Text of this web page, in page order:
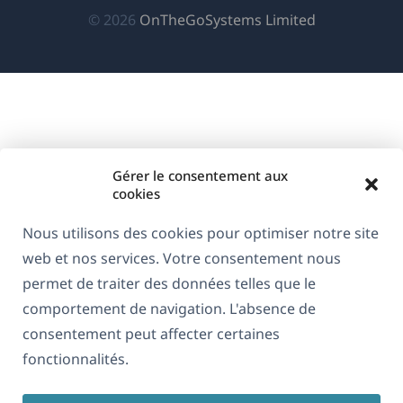
Gérer le consentement aux
cookies
Nous utilisons des cookies pour optimiser notre site
web et nos services. Votre consentement nous
permet de traiter des données telles que le
comportement de navigation. L'absence de
consentement peut affecter certaines
fonctionnalités.
© 2026 OnTheGoSystems Limited(s'ouvre
une